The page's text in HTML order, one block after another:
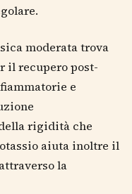
moderata trova
il recupero post-
e
rigidità che
aiuta inoltre il
la